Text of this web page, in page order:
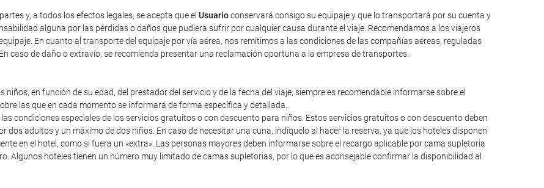
y, a todos los efectos legales, se acepta que el Usuarioconservará consigo su equipaje y que lo transportará por su cuenta y
alguna por las pérdidas o daños que pudiera sufrir por cualquier causa durante el viaje. Recomendamos a los viajeros
En cuanto al transporte del equipaje por vía aérea, nos remitimos a las condiciones de las compañías aéreas, reguladas
caso de daño o extravío, se recomienda presentar una reclamación oportuna a la empresa de transportes.
en función de su edad, del prestador del servicio y de la fecha del viaje, siempre es recomendable informarse sobre el
las que en cada momento se informará de forma específica y detallada.
condiciones especiales de los servicios gratuitos o con descuento para niños. Estos servicios gratuitos o con descuento deben
adultos y un máximo de dos niños. En caso de necesitar una cuna, indíquelo al hacer la reserva, ya que los hoteles disponen
en el hotel, como si fuera un «extra». Las personas mayores deben informarse sobre el recargo aplicable por cama supletoria
Algunos hoteles tienen un número muy limitado de camas supletorias, por lo que es aconsejable confirmar la disponibilidad al